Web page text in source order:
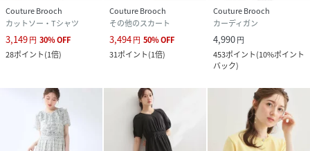
Couture Brooch
カットソー・Tシャツ
3,149円 30%OFF
28ポイント(1倍)
Couture Brooch
その他のスカート
3,494円 50%OFF
31ポイント(1倍)
Couture Brooch
カーディガン
4,990円
453ポイント(10%ポイント
バック)